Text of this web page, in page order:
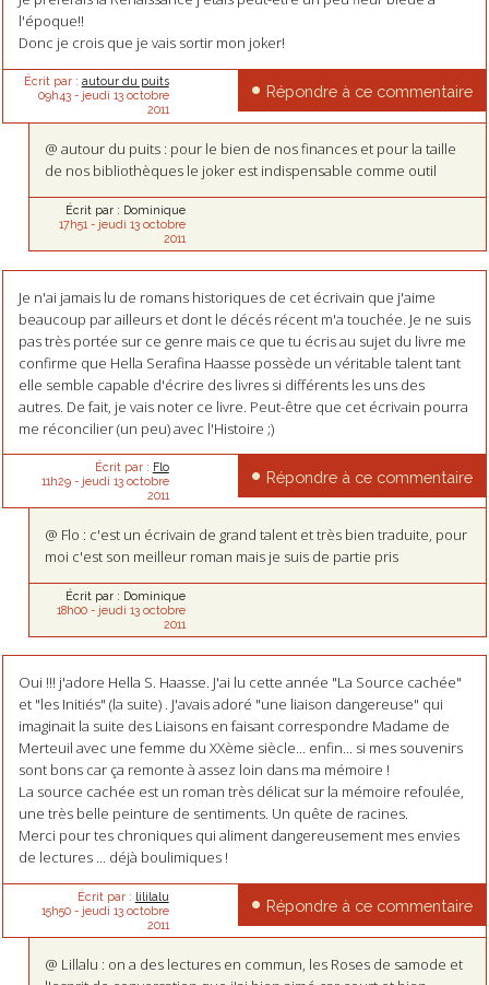
l'époque!!
Donc je crois que je vais sortir mon joker!
Écrit par : autour du puits
09h43- jeudi 13 octobre
2011
Répondre à ce commentaire
@ autour du puits : pour le bien de nos finances et pour la taille
de nos bibliothèques le joker est indispensable comme outil
Écrit par : Dominique
17h51 - jeudi 13 octobre
2011
Je n'ai jamais lu de romans historiques de cet écrivain que j'aime
beaucoup par ailleurs et dont le décés récent m'a touchée. Je ne suis
pas très portée sur ce genre mais ce que tu écris au sujet du livre me
confirme que Hella Serafina Haasse possède un véritable talent tant
elle semble capable d'écrire des livres si différents les uns des
autres. De fait, je vais noter ce livre. Peut-être que cet écrivain pourra
me réconcilier (un peu) avec l'Histoire ;)
Écrit par : Flo
11h29- jeudi 13 octobre
2011
Répondre à ce commentaire
@ Flo : c'est un écrivain de grand talent et très bien traduite, pour
moi c'est son meilleur roman mais je suis de partie pris
Écrit par : Dominique
18h00- jeudi 13 octobre
2011
Oui !!! j'adore Hella S. Haasse. J'ai lu cette année "La Source cachée"
et "les Initiés" (la suite) . J'avais adoré "une liaison dangereuse" qui
imaginait la suite des Liaisons en faisant correspondre Madame de
Merteuil avec une femme du XXème siècle... enfin... si mes souvenirs
sont bons car ça remonte à assez loin dans ma mémoire !
La source cachée est un roman très délicat sur la mémoire refoulée,
une très belle peinture de sentiments. Un quête de racines.
Merci pour tes chroniques qui aliment dangereusement mes envies
de lectures ... déjà boulimiques !
Écrit par : lililalu
15h50- jeudi 13 octobre
2011
Répondre à ce commentaire
@ Lillalu : on a des lectures en commun, les Roses de samode et